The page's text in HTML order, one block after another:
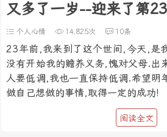
又多了一岁--迎来了第
个人心情 14,825次 10条
23年前,我来到了这个世间,今天,是
没有开始我的赡养义务,愧对父母.出
人要低调,我也一直保持低调.希望明
做自己想做的事情,取得一定的成功!
阅读全文